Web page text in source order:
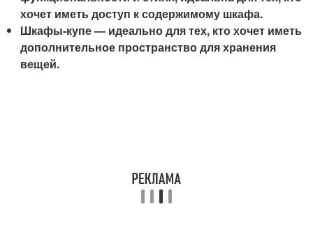
хочет иметь доступ к содержимому шкафа.
Шкафы-купе— идеально для тех, кто хочет иметь
дополнительное пространство для хранения
вещей.